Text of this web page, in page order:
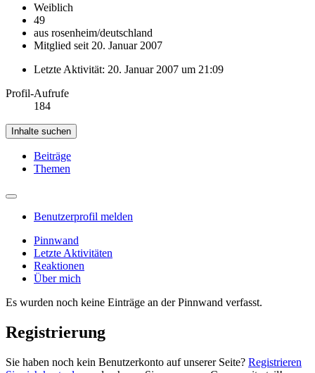
Weiblich
49
aus rosenheim/deutschland
Mitglied seit 20. Januar 2007
Letzte Aktivität: 20. Januar 2007 um 21:09
Profil-Aufrufe
184
Inhalte suchen
Beiträge
Themen
Benutzerprofil melden
Pinnwand
Letzte Aktivitäten
Reaktionen
Über mich
Es wurden noch keine Einträge an der Pinnwand verfasst.
Registrierung
Sie haben noch kein Benutzerkonto auf unserer Seite? Registrieren